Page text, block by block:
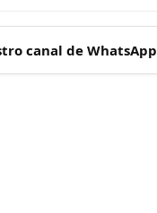
canal de WhatsApp